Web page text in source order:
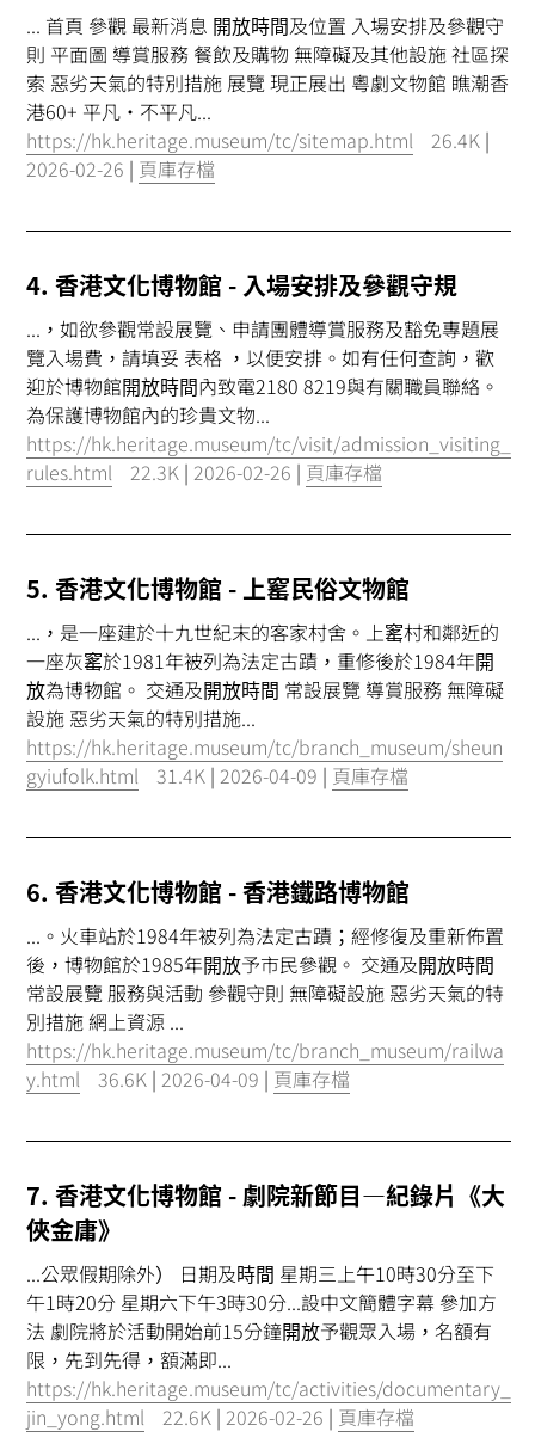
... 首頁 參觀 最新消息 開放時間及位置 入場安排及參觀守
則 平面圖 導賞服務 餐飲及購物 無障礙及其他設施 社區探
索 惡劣天氣的特別措施 展覽 現正展出 粵劇文物館 瞧潮香
港60+ 平凡•不平凡...
https://hk.heritage.museum/tc/sitemap.html
26.4K |
2026-02-26 | 頁庫存檔
4. 香港文化博物館 - 入場安排及參觀守規
...，如欲參觀常設展覽、申請團體導賞服務及豁免專題展
覽入場費，請填妥 表格 ，以便安排。如有任何查詢，歡
迎於博物館開放時間內致電2180 8219與有關職員聯絡。
為保護博物館內的珍貴文物...
https://hk.heritage.museum/tc/visit/admission_visiting_
rules.html
22.3K | 2026-02-26 | 頁庫存檔
5. 香港文化博物館 - 上窰民俗文物館
...，是一座建於十九世紀末的客家村舍。上窰村和鄰近的
一座灰窰於1981年被列為法定古蹟，重修後於1984年開
放為博物館。 交通及開放時間 常設展覽 導賞服務 無障礙
設施 惡劣天氣的特別措施...
https://hk.heritage.museum/tc/branch_museum/sheun
gyiufolk.html
31.4K | 2026-04-09 | 頁庫存檔
6. 香港文化博物館 - 香港鐵路博物館
...。火車站於1984年被列為法定古蹟；經修復及重新佈置
後，博物館於1985年開放予市民參觀。 交通及開放時間
常設展覽 服務與活動 參觀守則 無障礙設施 惡劣天氣的特
別措施 網上資源 ...
https://hk.heritage.museum/tc/branch_museum/railwa
y.html
36.6K | 2026-04-09 | 頁庫存檔
7. 香港文化博物館 - 劇院新節目—紀錄片《大
俠金庸》
...公眾假期除外） 日期及時間 星期三上午10時30分至下
午1時20分 星期六下午3時30分...設中文簡體字幕 參加方
法 劇院將於活動開始前15分鐘開放予觀眾入場，名額有
限，先到先得，額滿即...
https://hk.heritage.museum/tc/activities/documentary_
jin_yong.html
22.6K | 2026-02-26 | 頁庫存檔